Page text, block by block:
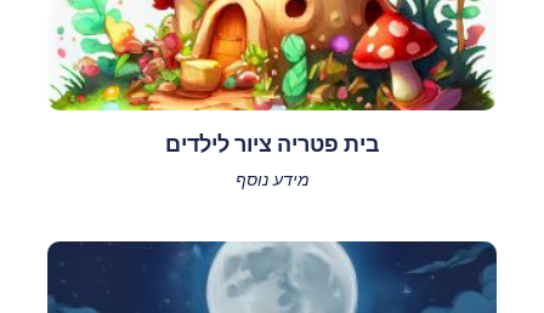
בית פטריה ציור לילדים
מידע נוסף